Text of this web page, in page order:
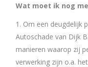
Wat moet ik nog
Om een deugdelijk
Autoschade van Dijk
manieren waarop zij
verwerking zijn o.a.